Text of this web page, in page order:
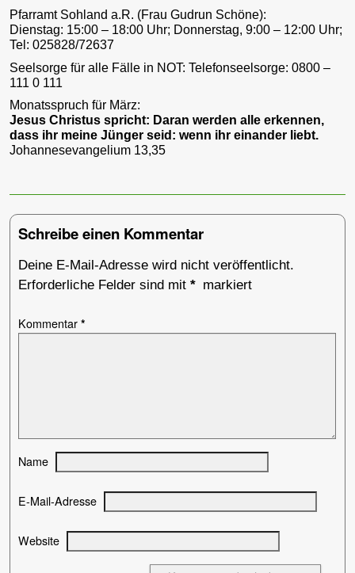
Pfarramt Sohland a.R. (Frau Gudrun Schöne):
Dienstag: 15:00 – 18:00 Uhr; Donnerstag, 9:00 – 12:00 Uhr;
Tel: 025828/72637
Seelsorge für alle Fälle in NOT: Telefonseelsorge: 0800 –
111 0 111
Monatsspruch für März:
Jesus Christus spricht: Daran werden alle erkennen,
dass ihr meine Jünger seid: wenn ihr einander liebt.
Johannesevangelium 13,35
Schreibe einen Kommentar
Deine E-Mail-Adresse wird nicht veröffentlicht.
Erforderliche Felder sind mit * markiert
Kommentar *
Name
E-Mail-Adresse
Website